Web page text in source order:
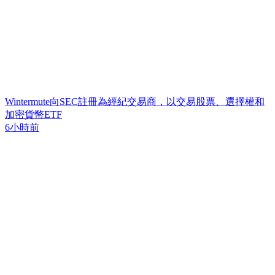
Wintermute向SEC註冊為經紀交易商，以交易股票、選擇權和
加密貨幣ETF
6小時前